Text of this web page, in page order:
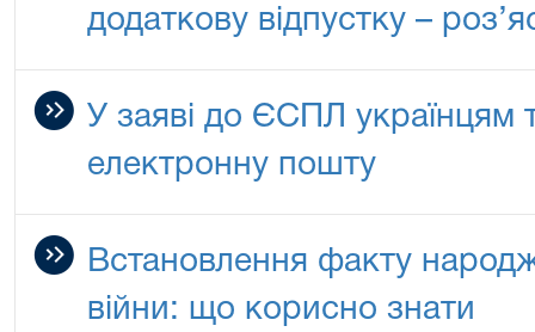
додаткову відпустку –
У заяві до ЄСПЛ українцям
електронну пошту
Встановлення факту
війни: що корисно знати